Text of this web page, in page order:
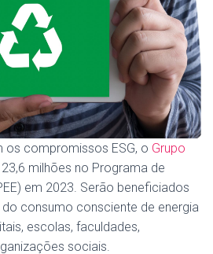
compromissos ESG, o Grupo
milhões no Programa de
em 2023. Serão beneficiados
consumo consciente de energia
escolas, faculdades,
sociais.